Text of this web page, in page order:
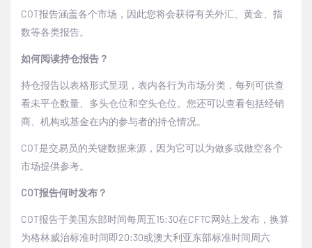
COT报告涵盖各个市场，因此您将会获得有关外汇、黄金、指
数等各类报告。
如何阅读持仓报告？
持仓报告以表格形式呈现，表内各行为市场分类，每列可供查
看未平仓数量、多头仓位和空头仓位。您还可以查看包括经销
商、机构或基金在内的参与者的持仓情况。
COT是交易员的关键数据来源，因为它可以为做多或做空各个
市场提供参考。
COT报告何时发布？
COT报告于美国东部时间每周五15:30在CFTC网站上发布，换算
为格林威治标准时间即20:30或澳大利亚东部标准时间周六